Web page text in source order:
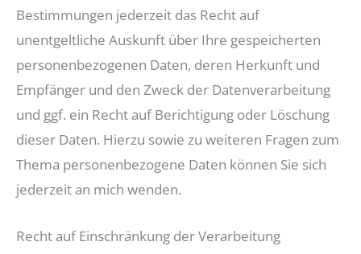
Bestimmungen jederzeit das Recht auf
unentgeltliche Auskunft über Ihre gespeicherten
personenbezogenen Daten, deren Herkunft und
Empfänger und den Zweck der Datenverarbeitung
und ggf. ein Recht auf Berichtigung oder Löschung
dieser Daten. Hierzu sowie zu weiteren Fragen zum
Thema personenbezogene Daten können Sie sich
jederzeit an mich wenden.
Recht auf Einschränkung der Verarbeitung